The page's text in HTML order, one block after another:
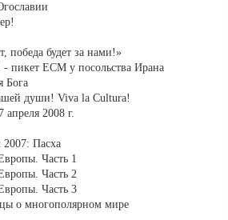
победа будет за нами!»
пикет ЕСМ у посольства Ирана
Бога
души! Viva la Cultura!
2008 г.
Пасха
Часть 1
Часть 2
Часть 3
о многополярном мире